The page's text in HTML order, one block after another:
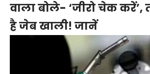
वाला बोले- ‘जीरो चेक करें’,
है जेब खाली! जानें